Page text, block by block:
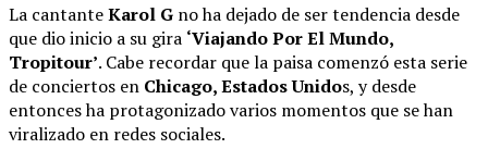
La cantanteKarol G no ha dejado de ser tendencia desde
que dio inicio a su gira ‘Viajando Por El Mundo,
Tropitour’. Cabe recordar que la paisa comenzó esta serie
de conciertos en Chicago, Estados Unidos, y desde
entonces ha protagonizado varios momentos que se han
viralizado en redes sociales.